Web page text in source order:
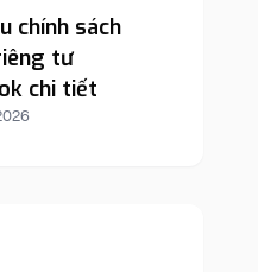
chính sách
tư
chi tiết